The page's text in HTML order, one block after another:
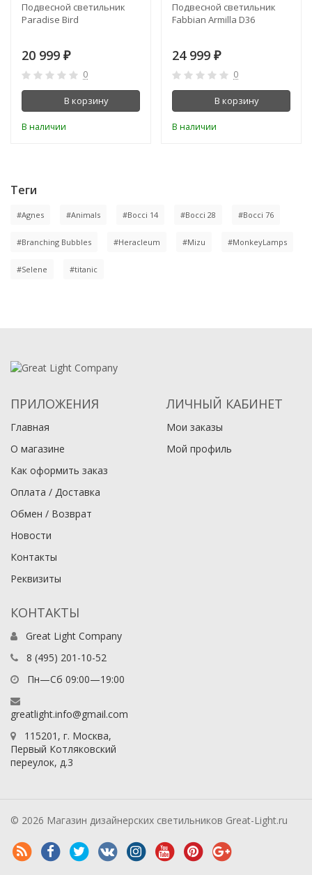
Подвесной светильник
Paradise Bird
20 999 ₽
0
В корзину
В наличии
Подвесной светильник
Fabbian Armilla D36
24 999 ₽
0
В корзину
В наличии
Теги
#Agnes #Animals #Bocci 14 #Bocci 28 #Bocci 76
#Branching Bubbles #Heracleum #Mizu #MonkeyLamps
#Selene #titanic
ПРИЛОЖЕНИЯ
Главная
О магазине
Как оформить заказ
Оплата / Доставка
Обмен / Возврат
Новости
Контакты
Реквизиты
ЛИЧНЫЙ КАБИНЕТ
Мои заказы
Мой профиль
КОНТАКТЫ
Great Light Company
8 (495) 201-10-52
Пн—Сб 09:00—19:00
greatlight.info@gmail.com
115201 , г. Москва,
Первый Котляковский
переулок, д.3
© 2026 Магазин дизайнерских светильников Great-Light.ru